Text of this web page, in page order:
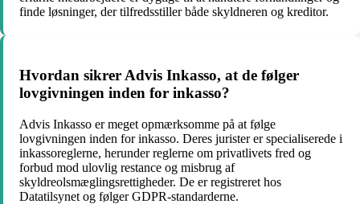
finde løsninger, der tilfredsstiller både skyldneren og kreditor.
Hvordan sikrer Advis Inkasso, at de følger
lovgivningen inden for inkasso?
Advis Inkasso er meget opmærksomme på at følge
lovgivningen inden for inkasso. Deres jurister er specialiserede i
inkassoreglerne, herunder reglerne om privatlivets fred og
forbud mod ulovlig restance og misbrug af
skyldreolsmæglingsrettigheder. De er registreret hos
Datatilsynet og følger GDPR-standarderne.